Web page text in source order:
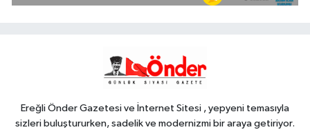
17:15
kritik ziyaret
Ereğli Önder Gazetesi ve İnternet Sitesi , yepyeni temasıyla
sizleri buluştururken, sadelik ve modernizmi bir araya getiriyor.